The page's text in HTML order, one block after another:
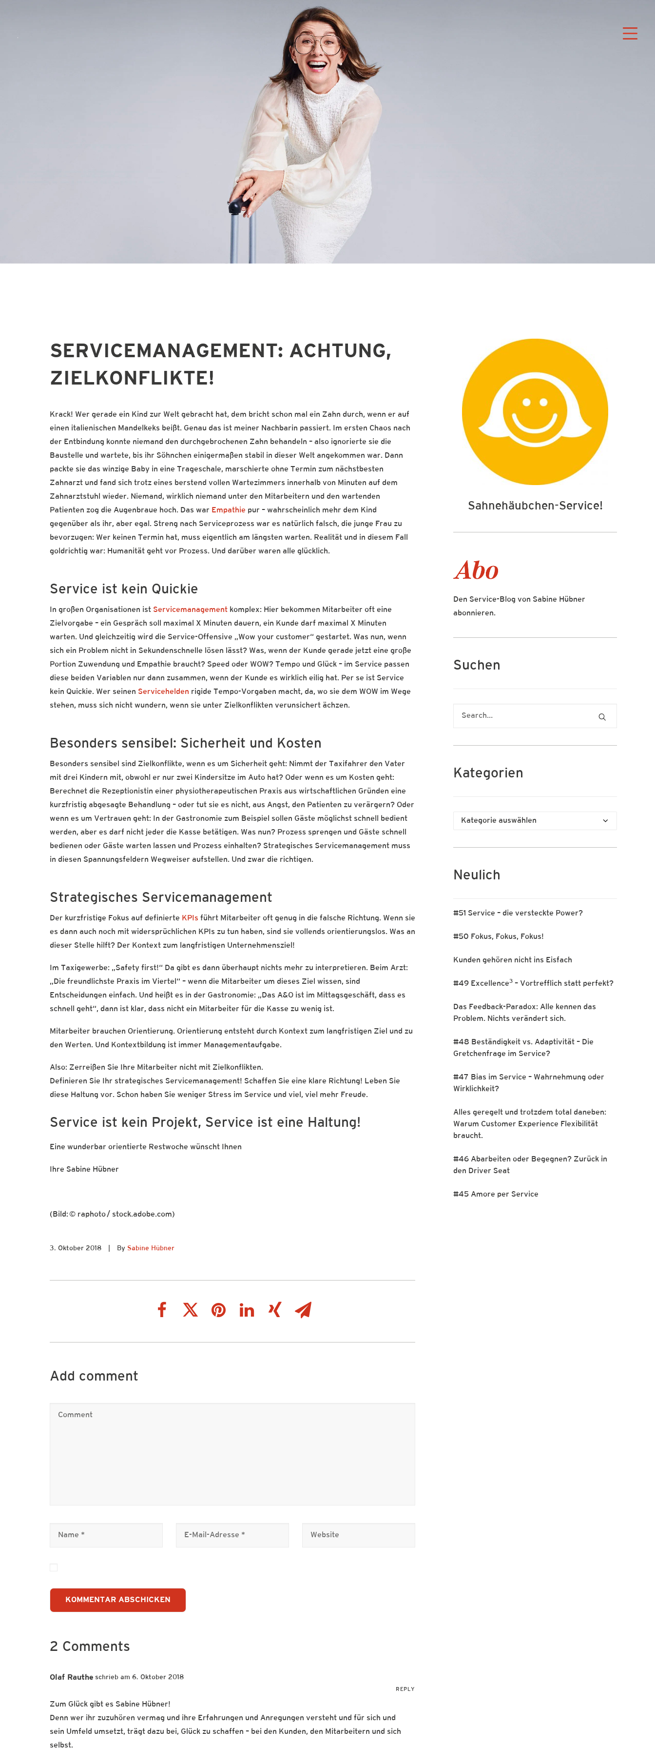
SERVICEMANAGEMENT: ACHTUNG,
ZIELKONFLIKTE!
Krack! Wer gerade ein Kind zur Welt gebracht hat, dem bricht schon mal ein Zahn durch, wenn er auf
einen italienischen Mandelkeks beißt. Genau das ist meiner Nachbarin passiert. Im ersten Chaos nach
der Entbindung konnte niemand den durchgebrochenen Zahn behandeln – also ignorierte sie die
Baustelle und wartete, bis ihr Söhnchen einigermaßen stabil in dieser Welt angekommen war. Dann
packte sie das winzige Baby in eine Trageschale, marschierte ohne Termin zum nächstbesten
Zahnarzt und fand sich trotz eines berstend vollen Wartezimmers innerhalb von Minuten auf dem
Zahnarztstuhl wieder. Niemand, wirklich niemand unter den Mitarbeitern und den wartenden
Patienten zog die Augenbraue hoch. Das war Empathie pur – wahrscheinlich mehr dem Kind
gegenüber als ihr, aber egal. Streng nach Serviceprozess war es natürlich falsch, die junge Frau zu
bevorzugen: Wer keinen Termin hat, muss eigentlich am längsten warten. Realität und in diesem Fall
goldrichtig war: Humanität geht vor Prozess. Und darüber waren alle glücklich.
Service ist kein Quickie
In großen Organisationen ist Servicemanagement komplex: Hier bekommen Mitarbeiter oft eine
Zielvorgabe – ein Gespräch soll maximal X Minuten dauern, ein Kunde darf maximal X Minuten
warten. Und gleichzeitig wird die Service-Offensive „Wow your customer“ gestartet. Was nun, wenn
sich ein Problem nicht in Sekundenschnelle lösen lässt? Was, wenn der Kunde gerade jetzt eine große
Portion Zuwendung und Empathie braucht? Speed oder WOW? Tempo und Glück – im Service passen
diese beiden Variablen nur dann zusammen, wenn der Kunde es wirklich eilig hat. Per se ist Service
kein Quickie. Wer seinen Servicehelden rigide Tempo-Vorgaben macht, da, wo sie dem WOW im Wege
stehen, muss sich nicht wundern, wenn sie unter Zielkonflikten verunsichert ächzen.
Besonders sensibel: Sicherheit und Kosten
Besonders sensibel sind Zielkonflikte, wenn es um Sicherheit geht: Nimmt der Taxifahrer den Vater
mit drei Kindern mit, obwohl er nur zwei Kindersitze im Auto hat? Oder wenn es um Kosten geht:
Berechnet die Rezeptionistin einer physiotherapeutischen Praxis aus wirtschaftlichen Gründen eine
kurzfristig abgesagte Behandlung – oder tut sie es nicht, aus Angst, den Patienten zu verärgern? Oder
wenn es um Vertrauen geht: In der Gastronomie zum Beispiel sollen Gäste möglichst schnell bedient
werden, aber es darf nicht jeder die Kasse betätigen. Was nun? Prozess sprengen und Gäste schnell
bedienen oder Gäste warten lassen und Prozess einhalten? Strategisches Servicemanagement muss
in diesen Spannungsfeldern Wegweiser aufstellen. Und zwar die richtigen.
Strategisches Servicemanagement
Der kurzfristige Fokus auf definierte KPIs führt Mitarbeiter oft genug in die falsche Richtung. Wenn sie
es dann auch noch mit widersprüchlichen KPIs zu tun haben, sind sie vollends orientierungslos. Was an
dieser Stelle hilft? Der Kontext zum langfristigen Unternehmensziel!
Im Taxigewerbe: „Safety first!“ Da gibt es dann überhaupt nichts mehr zu interpretieren. Beim Arzt:
„Die freundlichste Praxis im Viertel“ – wenn die Mitarbeiter um dieses Ziel wissen, sind
Entscheidungen einfach. Und heißt es in der Gastronomie: „Das A&O ist im Mittagsgeschäft, dass es
schnell geht“, dann ist klar, dass nicht ein Mitarbeiter für die Kasse zu wenig ist.
Mitarbeiter brauchen Orientierung. Orientierung entsteht durch Kontext zum langfristigen Ziel und zu
den Werten. Und Kontextbildung ist immer Managementaufgabe.
Also: Zerreißen Sie Ihre Mitarbeiter nicht mit Zielkonflikten.
Definieren Sie Ihr strategisches Servicemanagement! Schaffen Sie eine klare Richtung! Leben Sie
diese Haltung vor. Schon haben Sie weniger Stress im Service und viel, viel mehr Freude.
Service ist kein Projekt, Service ist eine Haltung!
Eine wunderbar orientierte Restwoche wünscht Ihnen
Ihre Sabine Hübner
(Bild: © raphoto / stock.adobe.com)
3. Oktober 2018 By Sabine Hübner
Add comment
2 Comments
Olaf Rauthe 6. Oktober 2018
Zum Glück gibt es Sabine Hübner!
Denn wer ihr zuzuhören vermag und ihre Erfahrungen und Anregungen versteht und für sich und
sein Umfeld umsetzt, trägt dazu bei, Glück zu schaffen – bei den Kunden, den Mitarbeitern und sich
selbst.
REPLY
Sahnehäubchen-Service!
Den Service-Blog von Sabine Hübner
abonnieren.
Suchen
Kategorien
Kategorien
Neulich
#51 Service – die versteckte Power?
#50 Fokus, Fokus, Fokus!
Kunden gehören nicht ins Eisfach
#49 Excellence3 – Vortrefflich statt perfekt?
Das Feedback-Paradox: Alle kennen das
Problem. Nichts verändert sich.
#48 Beständigkeit vs. Adaptivität – Die
Gretchenfrage im Service?
#47 Bias im Service – Wahrnehmung oder
Wirklichkeit?
Alles geregelt und trotzdem total daneben:
Warum Customer Experience Flexibilität
braucht.
#46 Abarbeiten oder Begegnen? Zurück in
den Driver Seat
#45 Amore per Service